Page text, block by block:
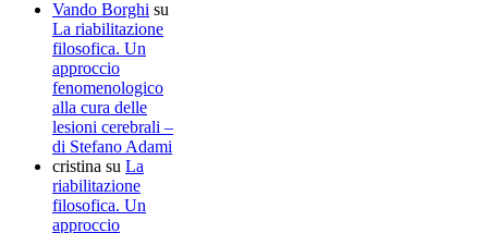
Vando Borghi su
La riabilitazione
filosofica. Un
approccio
fenomenologico
alla cura delle
lesioni cerebrali –
di Stefano Adami
cristina su La
riabilitazione
filosofica. Un
approccio